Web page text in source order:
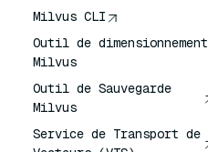
Milvus CLI
Outil de dimensionnement
Milvus
Outil de Sauvegarde
Milvus
Service de Transport de